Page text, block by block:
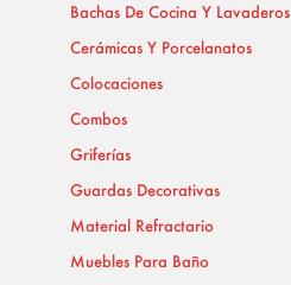
Bachas De Cocina Y Lavaderos
Cerámicas Y Porcelanatos
Colocaciones
Combos
Griferías
Guardas Decorativas
Material Refractario
Muebles Para Baño